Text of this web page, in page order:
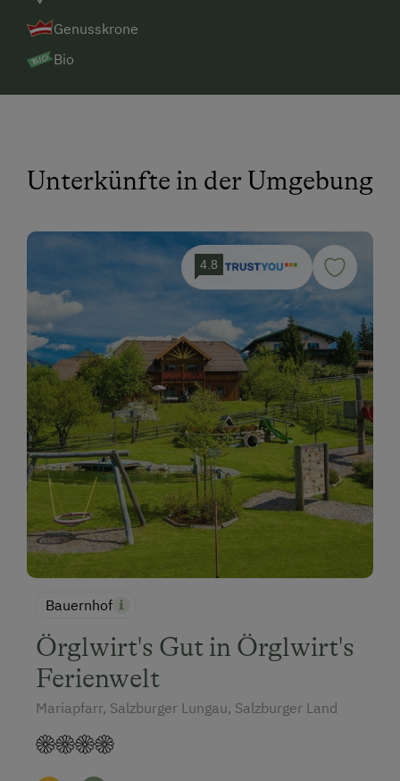
Genusskrone
Bio
Unterkünfte in der Umgebung
4.8
Bauernhof
Örglwirt's Gut in Örglwirt's
Ferienwelt
Mariapfarr, Salzburger Lungau, Salzburger Land